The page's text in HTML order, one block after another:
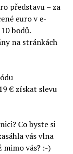
představu – za
euro v e-
bodů.
na stránkách
€ získat slevu
Co byste si
vás vlna
mimo vás? :-)